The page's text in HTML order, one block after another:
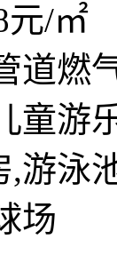
元/㎡
道燃
童游
,游泳
场